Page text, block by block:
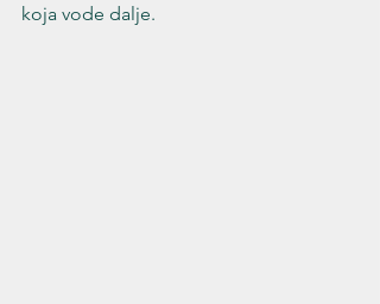
koja vode dalje.